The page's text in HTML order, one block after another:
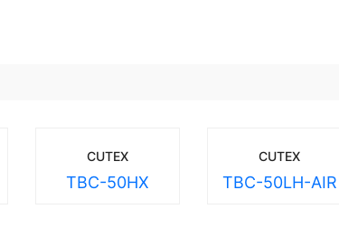
CUTEX
TBC-50HX
CUTEX
TBC-50LH-AIR